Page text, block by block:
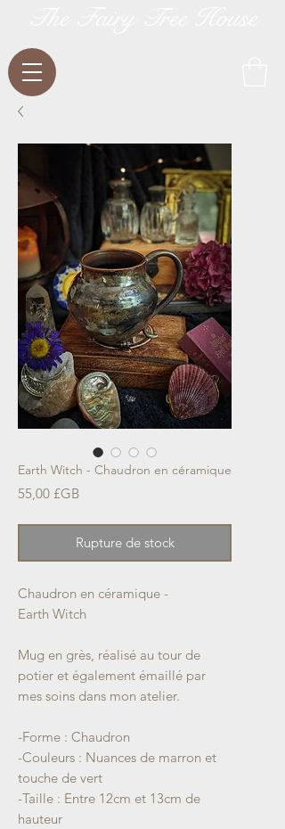
Earth Witch - Chaudron en céramique
55,00 £GBPrix
Rupture de stock
Chaudron en céramique -
Earth Witch
Mug en grès, réalisé au tour de
potier et également émaillé par
mes soins dans mon atelier.
-Forme : Chaudron
-Couleurs : Nuances de marron et
touche de vert
-Taille : Entre 12cm et 13cm de
hauteur